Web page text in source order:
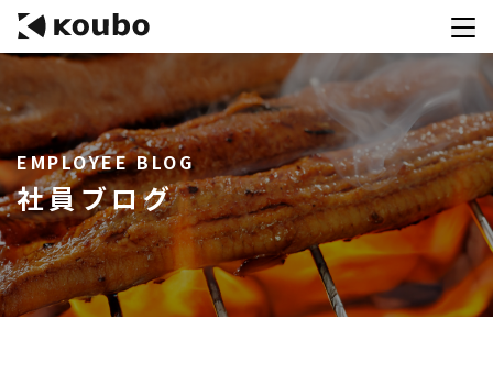
サービス
会社案内
実績紹介
採用情報
資料ダウンロード
EMPLOYEE BLOG
社員ブログ